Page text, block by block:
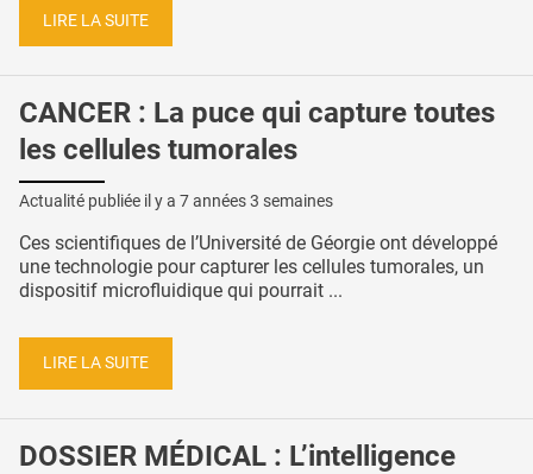
LIRE LA SUITE
CANCER : La puce qui capture toutes
les cellules tumorales
Actualité publiée il y a 7 années 3 semaines
Ces scientifiques de l’Université de Géorgie ont développé
une technologie pour capturer les cellules tumorales, un
dispositif microfluidique qui pourrait ...
LIRE LA SUITE
DOSSIER MÉDICAL : L’intelligence